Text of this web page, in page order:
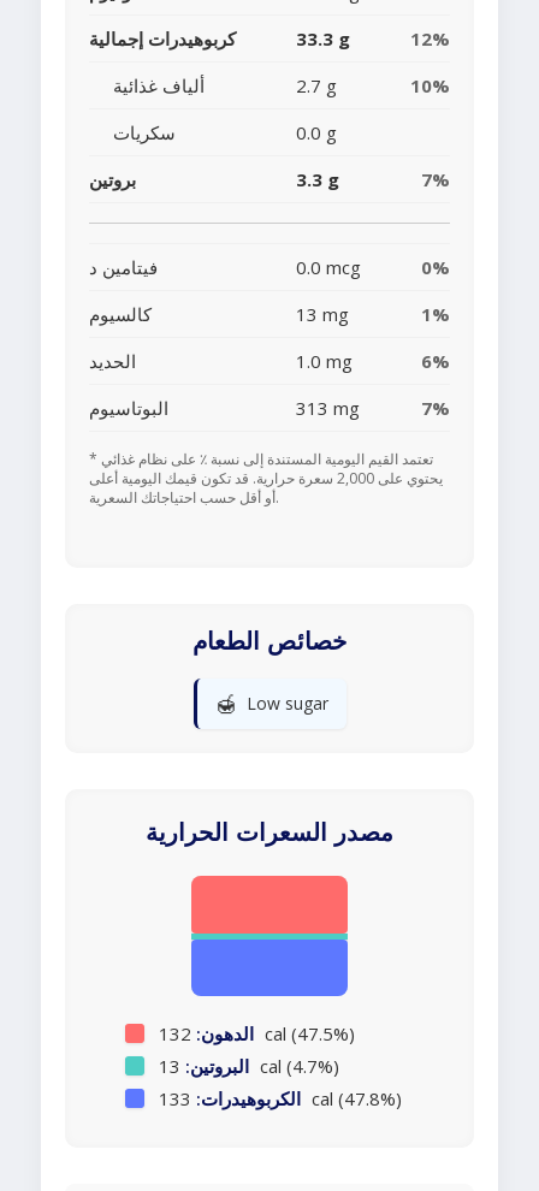
كربوهيدرات إجمالية
33.3 g
12%
ألياف غذائية
2.7 g
10%
سكريات
0.0 g
بروتين
3.3 g 7%
فيتامين د 0.0 mcg
0%
كالسيوم
13 mg
1%
الحديد
1.0 mg
6%
البوتاسيوم
313 mg 7%
* تعتمد القيم اليومية المستندة إلى نسبة ٪ على نظام غذائي
يحتوي على 2,000 سعرة حرارية. قد تكون قيمك اليومية أعلى
أو أقل حسب احتياجاتك السعرية.
خصائص الطعام
🍯 Low sugar
مصدر السعرات الحرارية
الدهون: 132 cal (47.5%)
البروتين: 13 cal (4.7%)
الكربوهيدرات: 133 cal (47.8%)